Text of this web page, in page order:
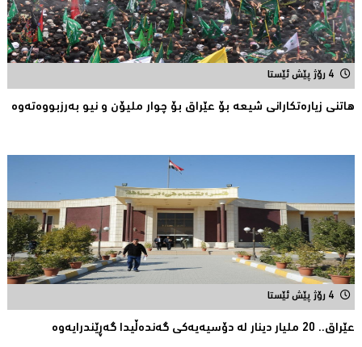
4 رۆژ پێش ئێستا
هاتنی زیارەتكارانی شیعە بۆ عێراق بۆ چوار ملیۆن و نیو بەرزبووەتەوە
4 رۆژ پێش ئێستا
عێراق.. 20 ملیار دینار لە دۆسیەیەكی گەندەڵیدا گەڕێندرایەوە